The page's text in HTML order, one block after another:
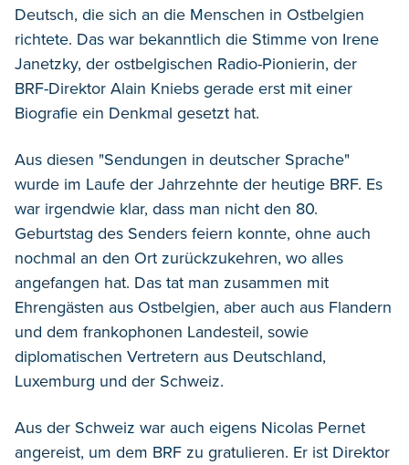
Deutsch, die sich an die Menschen in Ostbelgien
richtete. Das war bekanntlich die Stimme von Irene
Janetzky, der ostbelgischen Radio-Pionierin, der
BRF-Direktor Alain Kniebs gerade erst mit einer
Biografie ein Denkmal gesetzt hat.
Aus diesen "Sendungen in deutscher Sprache"
wurde im Laufe der Jahrzehnte der heutige BRF. Es
war irgendwie klar, dass man nicht den 80.
Geburtstag des Senders feiern konnte, ohne auch
nochmal an den Ort zurückzukehren, wo alles
angefangen hat. Das tat man zusammen mit
Ehrengästen aus Ostbelgien, aber auch aus Flandern
und dem frankophonen Landesteil, sowie
diplomatischen Vertretern aus Deutschland,
Luxemburg und der Schweiz.
Aus der Schweiz war auch eigens Nicolas Pernet
angereist, um dem BRF zu gratulieren. Er ist Direktor